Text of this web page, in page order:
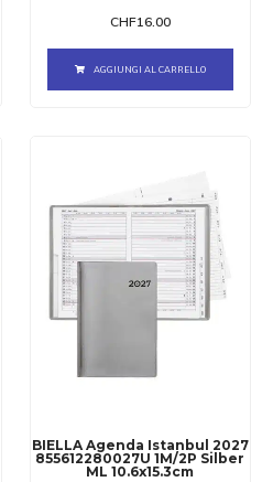
CHF16.00
AGGIUNGI AL CARRELLO
BIELLA Agenda Istanbul 2027
855612280027U 1M/2P Silber
ML 10.6x15.3cm